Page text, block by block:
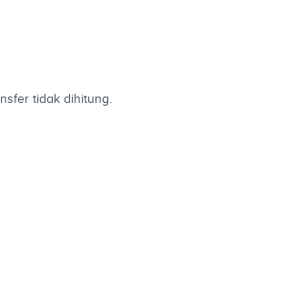
tidak dihitung.